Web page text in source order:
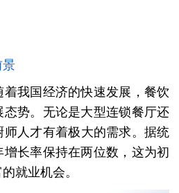
景
着我国经济的快速发展，餐饮
势。无论是大型连锁餐厅还
师人才有着极大的需求。据统
长率保持在两位数，这为初
就业机会。